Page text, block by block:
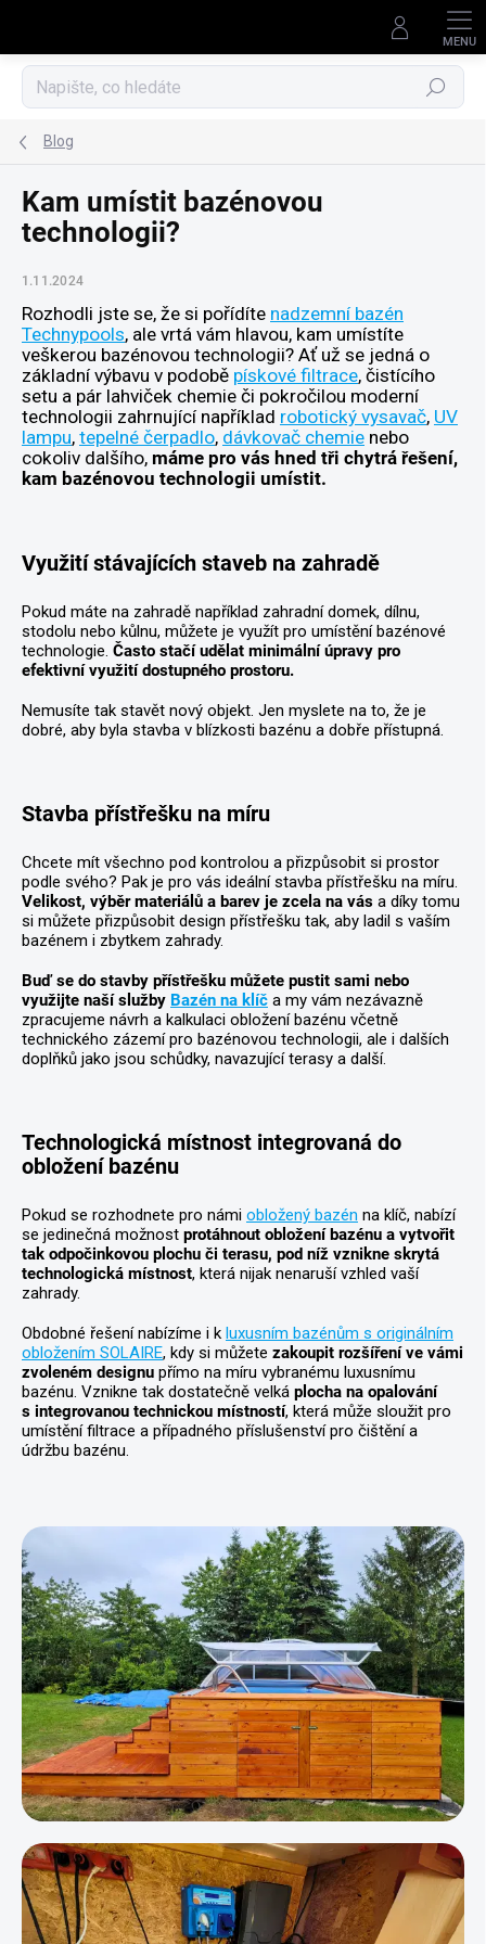
Hledat
Blog
Kam umístit bazénovou
technologii?
1.11.2024
Rozhodli jste se, že si pořídíte nadzemní bazén
Technypools, ale vrtá vám hlavou, kam umístíte
veškerou bazénovou technologii? Ať už se jedná o
základní výbavu v podobě pískové filtrace, čistícího
setu a pár lahviček chemie či pokročilou moderní
technologii zahrnující například robotický vysavač, UV
lampu, tepelné čerpadlo, dávkovač chemie nebo
cokoliv dalšího, máme pro vás hned tři chytrá řešení,
kam bazénovou technologii umístit.
Využití stávajících staveb na zahradě
Pokud máte na zahradě například zahradní domek, dílnu,
stodolu nebo kůlnu, můžete je využít pro umístění bazénové
technologie. Často stačí udělat minimální úpravy pro
efektivní využití dostupného prostoru.
Nemusíte tak stavět nový objekt. Jen myslete na to, že je
dobré, aby byla stavba v blízkosti bazénu a dobře přístupná.
Stavba přístřešku na míru
Chcete mít všechno pod kontrolou a přizpůsobit si prostor
podle svého? Pak je pro vás ideální stavba přístřešku na míru.
Velikost, výběr materiálů a barev je zcela na vás a díky tomu
si můžete přizpůsobit design přístřešku tak, aby ladil s vaším
bazénem i zbytkem zahrady.
Buď se do stavby přístřešku můžete pustit sami nebo
využijte naší služby Bazén na klíč a my vám nezávazně
zpracujeme návrh a kalkulaci obložení bazénu včetně
technického zázemí pro bazénovou technologii, ale i dalších
doplňků jako jsou schůdky, navazující terasy a další.
Technologická místnost integrovaná do
obložení bazénu
Pokud se rozhodnete pro námi obložený bazén na klíč, nabízí
se jedinečná možnost protáhnout obložení bazénu a vytvořit
tak odpočinkovou plochu či terasu, pod níž vznikne skrytá
technologická místnost, která nijak nenaruší vzhled vaší
zahrady.
Obdobné řešení nabízíme i k luxusním bazénům s originálním
obložením SOLAIRE, kdy si můžete zakoupit rozšíření ve vámi
zvoleném designu přímo na míru vybranému luxusnímu
bazénu. Vznikne tak dostatečně velká plocha na opalování
s integrovanou technickou místností, která může sloužit pro
umístění filtrace a případného příslušenství pro čištění a
údržbu bazénu.